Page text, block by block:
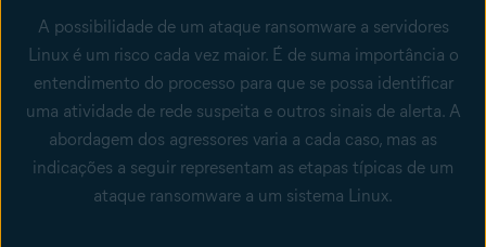
A possibilidade de um ataque ransomware a servidores
Linux é um risco cada vez maior. É de suma importância o
entendimento do processo para que se possa identificar
uma atividade de rede suspeita e outros sinais de alerta. A
abordagem dos agressores varia a cada caso, mas as
indicações a seguir representam as etapas típicas de um
ataque ransomware a um sistema Linux.